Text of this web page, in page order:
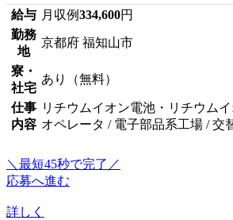
給与 月収例334,600円
勤務
地
京都府 福知山市
寮・
社宅
あり（無料）
仕事
内容
リチウムイオン電池・リチウム
オペレータ / 電子部品系工場 / 交
＼最短45秒で完了／
応募へ進む
詳しく